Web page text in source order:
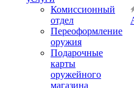
Комиссионный
отдел
Переоформление
оружия
Подарочные
карты
оружейного
магазина